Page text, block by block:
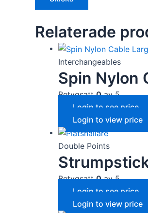
Relaterade
Interchangeables
Spin Nylon
Betygsatt0av 5
Login to see price
Login to view price
Double Points
Betygsatt0av 5
Login to see price
Login to view price